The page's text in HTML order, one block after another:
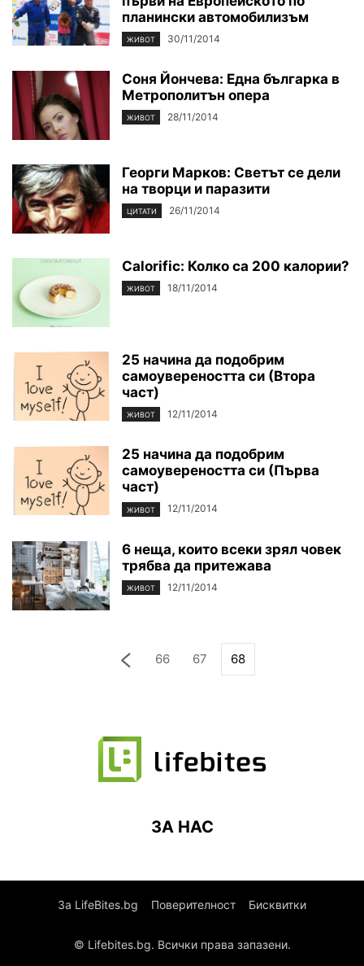
планински автомобилизъм
ЖИВОТ 30/11/2014
Соня Йончева: Една българка в
Метрополитън опера
ЖИВОТ 28/11/2014
Георги Марков: Светът се дели
на творци и паразити
ЦИТАТИ 26/11/2014
Calorific: Колко са 200 калории?
ЖИВОТ 18/11/2014
25 начина да подобрим
самоувереността си (Втора
част)
ЖИВОТ 12/11/2014
25 начина да подобрим
самоувереността си (Първа
част)
ЖИВОТ 12/11/2014
6 неща, които всеки зрял човек
трябва да притежава
ЖИВОТ 12/11/2014
66 67 68
ЗА НАС
За LifeBites.bg Поверителност Бисквитки
© Lifebites.bg. Всички права запазени.